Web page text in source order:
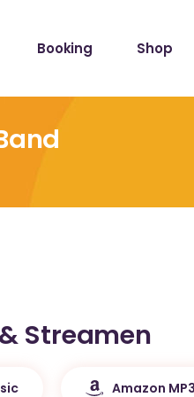
Booking Shop
Streamen
Amazon MP3